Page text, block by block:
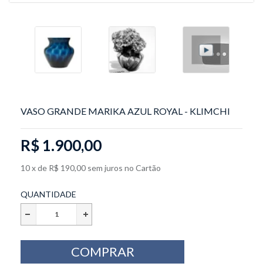
VASO GRANDE MARIKA AZUL ROYAL - KLIMCHI
R$ 1.900,00
10xde R$ 190,00 sem juros no Cartão
QUANTIDADE